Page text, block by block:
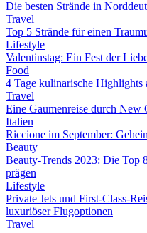
Die besten Strände in
Travel
Top 5 Strände für einen
Lifestyle
Valentinstag: Ein Fest der
Food
4 Tage kulinarische Highlights
Travel
Eine Gaumenreise durch New
Italien
Riccione im September:
Beauty
Beauty-Trends 2023: Die Top
prägen
Lifestyle
Private Jets und First-Class-
luxuriöser Flugoptionen
Travel